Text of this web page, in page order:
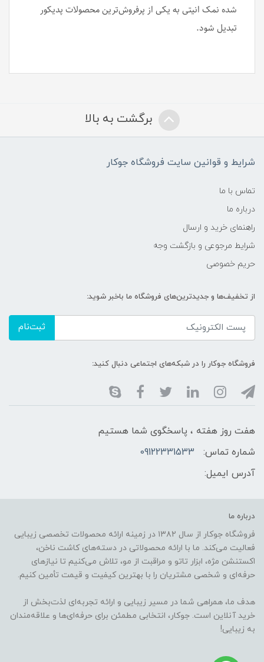
شده نمک انیتی به یکی از پرفروش‌ترین محصولات پدیکور
تبدیل شود.
برگشت به بالا
شرایط و قوانین سایت فروشگاه جوکار
تماس با ما
درباره ما
راهنمای خرید و ارسال
شرایط مرجوعی و بازگشت وجه
حریم خصوصی
از تخفیف‌ها و جدیدترین‌های فروشگاه ما باخبر شوید:
ثبت‌نام
فروشگاه جوکار را در شبکه‌های اجتماعی دنبال کنید:
هفت روز هفته ، پاسخگوی شما هستیم
شماره تماس:
09122331533
آدرس ایمیل:
درباره ما
فروشگاه جوکار از سال ۱۳۸۲ در زمینه ارائه محصولات تخصصی زیبایی
فعالیت می‌کند. ما با ارائه محصولاتی در دسته‌های کاشت ناخن،
اکستنشن مژه، ابزار تاتو و مراقبت از مو، تلاش می‌کنیم تا نیازهای
حرفه‌ای و شخصی مشتریان را با بهترین کیفیت و قیمت تأمین کنیم.
هدف ما، همراهی شما در مسیر زیبایی و ارائه تجربه‌ای لذت‌بخش از
خرید آنلاین است. جوکار، انتخابی مطمئن برای حرفه‌ای‌ها و علاقه‌مندان
به زیبایی!